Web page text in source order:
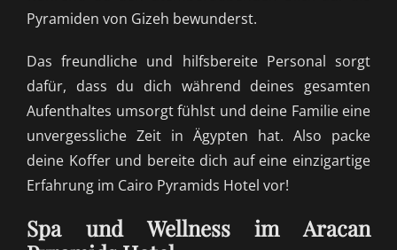
Pyramiden von Gizeh bewunderst.
Das freundliche und hilfsbereite Personal sorgt
dafür, dass du dich während deines gesamten
Aufenthaltes umsorgt fühlst und deine Familie eine
unvergessliche Zeit in Ägypten hat. Also packe
deine Koffer und bereite dich auf eine einzigartige
Erfahrung im Cairo Pyramids Hotel vor!
Spa und Wellness im Aracan